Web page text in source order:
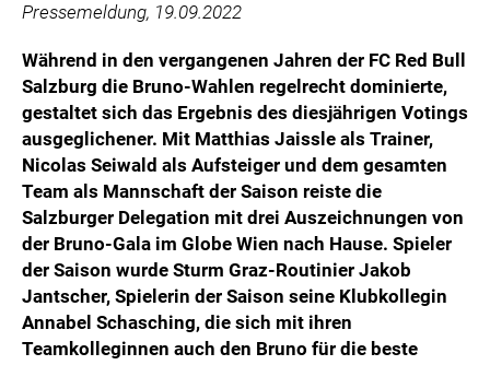
MEDIA
LOGOS
COCA COLA
PRESSEKONTAKT
Pressemeldung, 19.09.2022
Während in den vergangenen Jahren der FC Red Bull
Salzburg die Bruno-Wahlen regelrecht dominierte,
gestaltet sich das Ergebnis des diesjährigen Votings
ausgeglichener. Mit Matthias Jaissle als Trainer,
Nicolas Seiwald als Aufsteiger und dem gesamten
Team als Mannschaft der Saison reiste die
Salzburger Delegation mit drei Auszeichnungen von
der Bruno-Gala im Globe Wien nach Hause. Spieler
der Saison wurde Sturm Graz-Routinier Jakob
Jantscher, Spielerin der Saison seine Klubkollegin
Annabel Schasching, die sich mit ihren
Teamkolleginnen auch den Bruno für die beste